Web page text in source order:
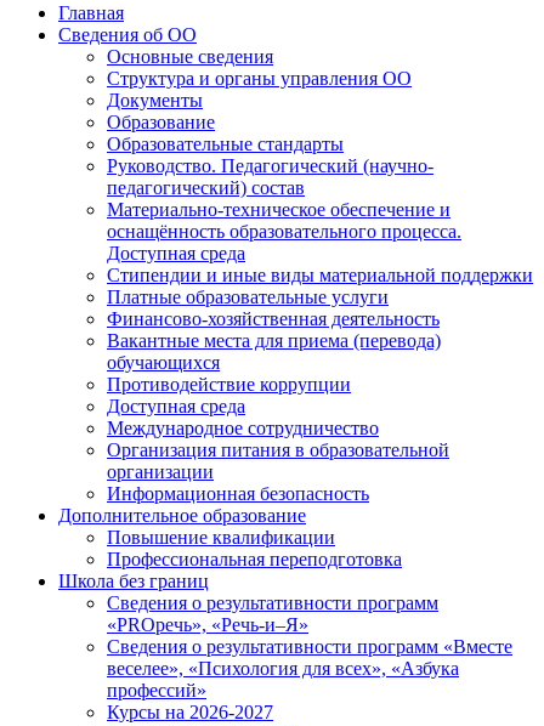
Главная
Сведения об ОО
Основные сведения
Структура и органы управления ОО
Документы
Образование
Образовательные стандарты
Руководство. Педагогический (научно-
педагогический) состав
Материально-техническое обеспечение и
оснащённость образовательного процесса.
Доступная среда
Стипендии и иные виды материальной поддержки
Платные образовательные услуги
Финансово-хозяйственная деятельность
Вакантные места для приема (перевода)
обучающихся
Противодействие коррупции
Доступная среда
Международное сотрудничество
Организация питания в образовательной
организации
Информационная безопасность
Дополнительное образование
Повышение квалификации
Профессиональная переподготовка
Школа без границ
Сведения о результативности программ
«PROречь», «Речь-и–Я»
Сведения о результативности программ «Вместе
веселее», «Психология для всех», «Азбука
профессий»
Курсы на 2026-2027